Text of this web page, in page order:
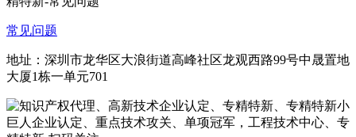
常见问题
地址：深圳市龙华区大浪街道高峰社区龙观西路99号中晟置地
大厦1栋一单元701